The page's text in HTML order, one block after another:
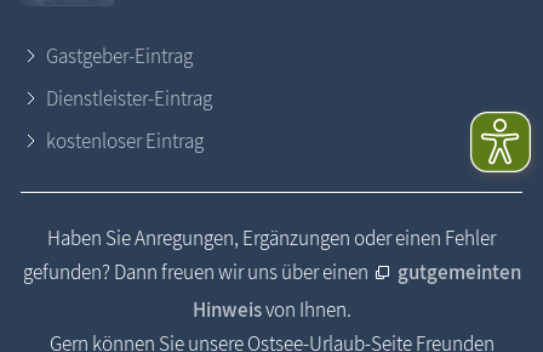
Gastgeber-Eintrag
Dienstleister-Eintrag
kostenloser Eintrag
Haben Sie Anregungen, Ergänzungen oder einen Fehler
gefunden? Dann freuen wir uns über einen
gutgemeinten
Hinweisvon Ihnen.
Gern können Sie unsere Ostsee-Urlaub-Seite Freunden